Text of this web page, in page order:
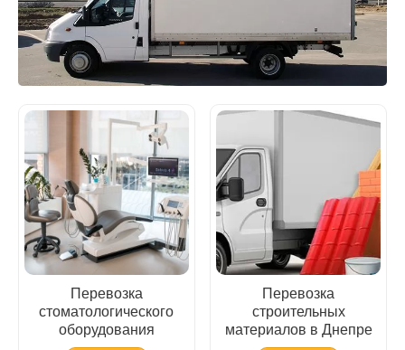
Перевозка
стоматологического
оборудования
Перевозка
строительных
материалов в Днепре